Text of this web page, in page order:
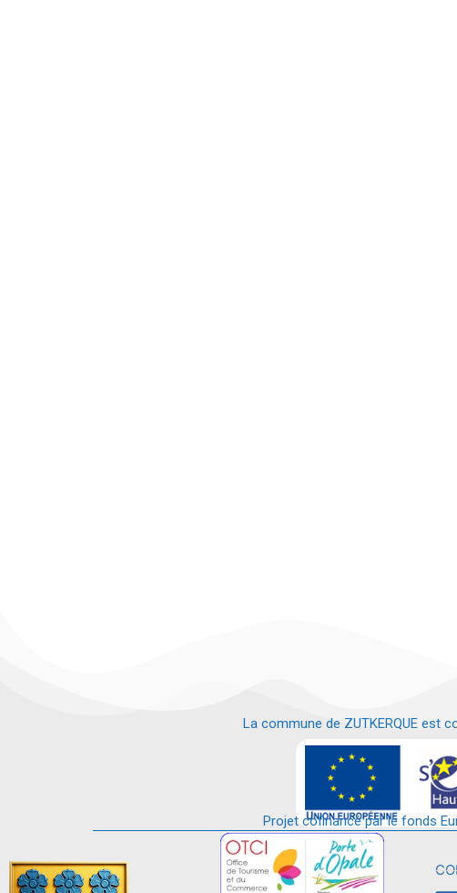
La commune de ZUTKERQUE est
et
Projet cofinancé par le fonds